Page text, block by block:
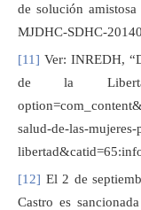
de solución
MJDHC-SDHC-
[11] Ver: INREDH,
de la Libertad”
salud-de-las-
[12] El 2 de
Castro es